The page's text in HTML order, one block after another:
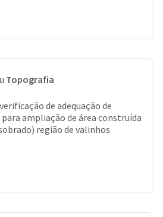
Topografia
de adequação de
ampliação de área construída
região de valinhos